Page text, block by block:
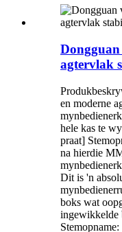
agtervlak
en moderne
hele kas te
praat]
na hierdie
Dit is 'n
boks wat
ingewikkelde